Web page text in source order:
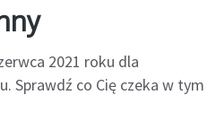
2021 roku dla
Sprawdź co Cię czeka w tym